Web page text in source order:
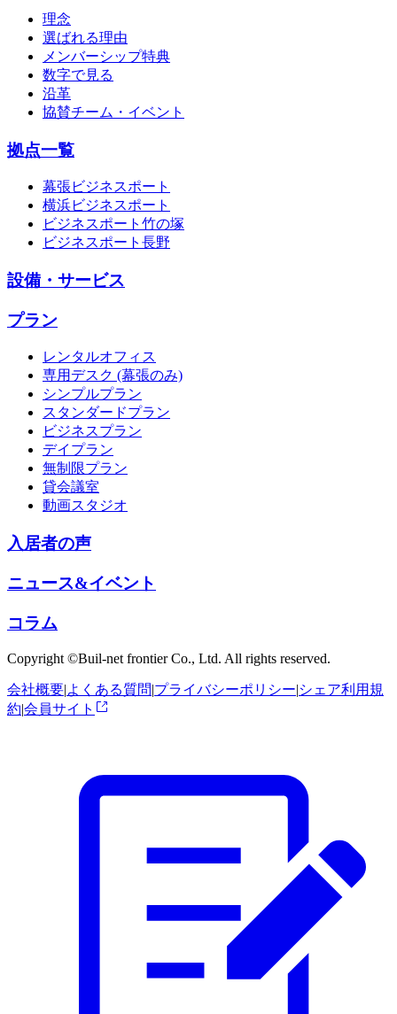
理念
選ばれる理由
メンバーシップ特典
数字で見る
沿革
協賛チーム・イベント
拠点一覧
幕張ビジネスポート
横浜ビジネスポート
ビジネスポート竹の塚
ビジネスポート長野
設備・サービス
プラン
レンタルオフィス
専用デスク (幕張のみ)
シンプルプラン
スタンダードプラン
ビジネスプラン
デイプラン
無制限プラン
貸会議室
動画スタジオ
入居者の声
ニュース&イベント
コラム
Copyright ©Buil-net frontier Co., Ltd. All rights reserved.
会社概要|よくある質問|プライバシーポリシー|シェア利用規
約|会員サイト